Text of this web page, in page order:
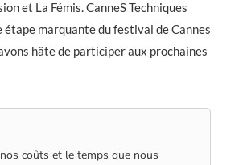
et La Fémis. CanneS Techniques
étape marquante du festival de Cannes
hâte de participer aux prochaines
coûts et le temps que nous